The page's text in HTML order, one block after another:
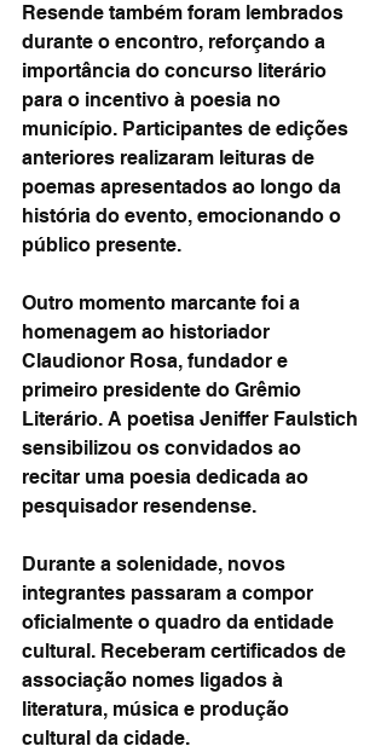
Resende também foram lembrados
durante o encontro, reforçando a
importância do concurso literário
para o incentivo à poesia no
município. Participantes de edições
anteriores realizaram leituras de
poemas apresentados ao longo da
história do evento, emocionando o
público presente.
Outro momento marcante foi a
homenagem ao historiador
Claudionor Rosa, fundador e
primeiro presidente do Grêmio
Literário. A poetisa Jeniffer Faulstich
sensibilizou os convidados ao
recitar uma poesia dedicada ao
pesquisador resendense.
Durante a solenidade, novos
integrantes passaram a compor
oficialmente o quadro da entidade
cultural. Receberam certificados de
associação nomes ligados à
literatura, música e produção
cultural da cidade.